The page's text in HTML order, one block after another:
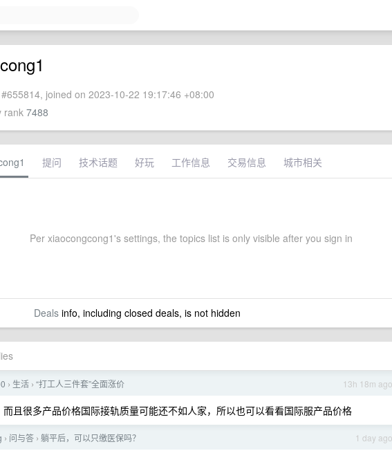
joined on 2023-10-22 19:17:46 +08:00
rank 7488
提问 技术话题 好玩 工作信息 交易信息 城市相关
Per xiaocongcong1's settings, the topics list is only visible after you sign in
Dealsinfo, including closed deals, is not hidden
13h 18m ago
› 生活 › “打工人三件套”全面涨价
且很多产品价格国际接轨质量可能还不如人家，所以也可以看看国际服产品价格
1 day ago
› 问与答 › 躺平后，可以只缴医保吗？